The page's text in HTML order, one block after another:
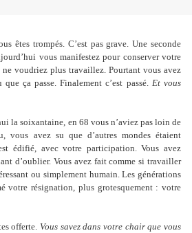
êtes trompés. C’est pas grave. Une seconde
’hui vous manifestez pour conserver votre
ne voudriez plus travaillez. Pourtant vous avez
ça passe. Finalement c’est passé. Et vous
la soixantaine, en 68 vous n’aviez pas loin de
vous avez su que d’autres mondes étaient
édifié, avec votre participation. Vous avez
d’oublier. Vous avez fait comme si travailler
ou simplement humain. Les générations
votre résignation, plus grotesquement : votre
offerte. Vous savez dans votre chair que vous